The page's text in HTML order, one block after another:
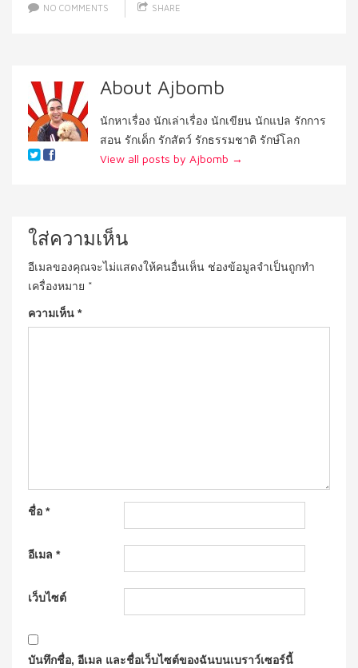
NO COMMENTS SHARE
About Ajbomb
นักหาเรื่อง นักเล่าเรื่อง นักเขียน นักแปล รักการ
สอน รักเด็ก รักสัตว์ รักธรรมชาติ รักษ์โลก
View all posts by Ajbomb →
ใส่ความเห็น
อีเมลของคุณจะไม่แสดงให้คนอื่นเห็น ช่องข้อมูลจำเป็นถูกทำ
เครื่องหมาย *
ความเห็น *
ชื่อ *
อีเมล *
เว็บไซต์
บันทึกชื่อ, อีเมล และชื่อเว็บไซต์ของฉันบนเบราว์เซอร์นี้